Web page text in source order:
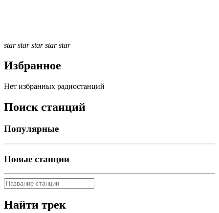
star star star star star
Избранное
Нет избранных радиостанций
Поиск станций
Популярные
Новые станции
Найти трек